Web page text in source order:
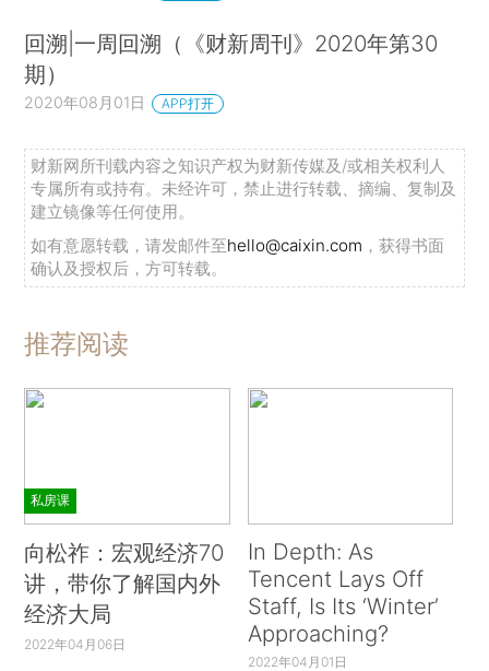
回溯|一周回溯（《财新周刊》2020年第30
期）
2020年08月01日 APP打开
财新网所刊载内容之知识产权为财新传媒及/或相关权利人
专属所有或持有。未经许可，禁止进行转载、摘编、复制及
建立镜像等任何使用。
如有意愿转载，请发邮件至hello@caixin.com ，获得书面
确认及授权后，方可转载。
推荐阅读
私房课
向松祚：宏观经济70
讲，带你了解国内外
经济大局
2022年04月06日
In Depth: As
Tencent Lays Off
Staff, Is Its ‘Winter’
Approaching?
2022年04月01日